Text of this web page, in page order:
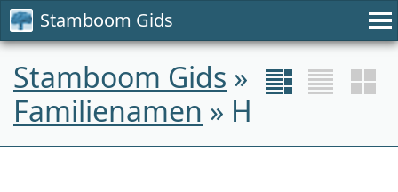
Stamboom Gids
Stamboom Gids »
Familienamen » H